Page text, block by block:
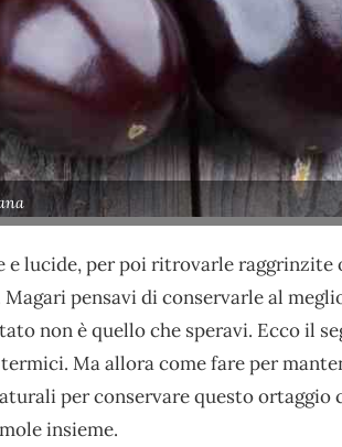
e lucide, per poi ritrovarle raggrinzite
pensavi di conservarle al
non è quello che speravi. Ecco il
Ma allora come fare per
per conservare questo ortaggio
insieme.